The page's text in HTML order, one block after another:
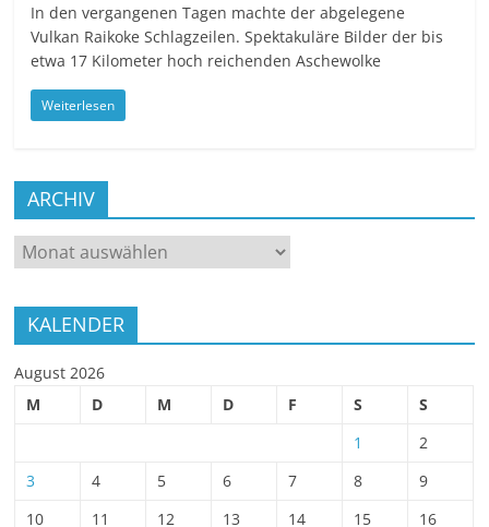
In den vergangenen Tagen machte der abgelegene
Vulkan Raikoke Schlagzeilen. Spektakuläre Bilder der bis
etwa 17 Kilometer hoch reichenden Aschewolke
Weiterlesen
ARCHIV
ARCHIV
KALENDER
August 2026
M
D M D F S
S
1
2
3
4 5 6 7 8
9
10
11 12 13 14 15
16